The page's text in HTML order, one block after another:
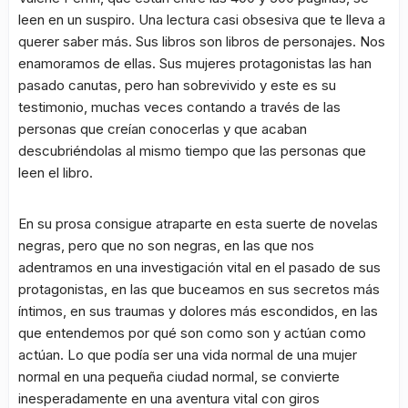
leen en un suspiro. Una lectura casi obsesiva que te lleva a
querer saber más. Sus libros son libros de personajes. Nos
enamoramos de ellas. Sus mujeres protagonistas las han
pasado canutas, pero han sobrevivido y este es su
testimonio, muchas veces contando a través de las
personas que creían conocerlas y que acaban
descubriéndolas al mismo tiempo que las personas que
leen el libro.
En su prosa consigue atraparte en esta suerte de novelas
negras, pero que no son negras, en las que nos
adentramos en una investigación vital en el pasado de sus
protagonistas, en las que buceamos en sus secretos más
íntimos, en sus traumas y dolores más escondidos, en las
que entendemos por qué son como son y actúan como
actúan. Lo que podía ser una vida normal de una mujer
normal en una pequeña ciudad normal, se convierte
inesperadamente en una aventura vital con giros